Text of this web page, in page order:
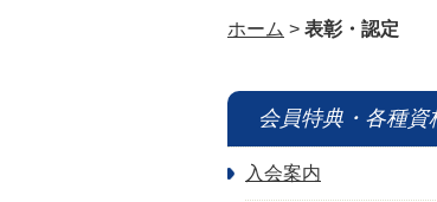
ホーム > 表彰・認定
会員特典・各種資
入会案内